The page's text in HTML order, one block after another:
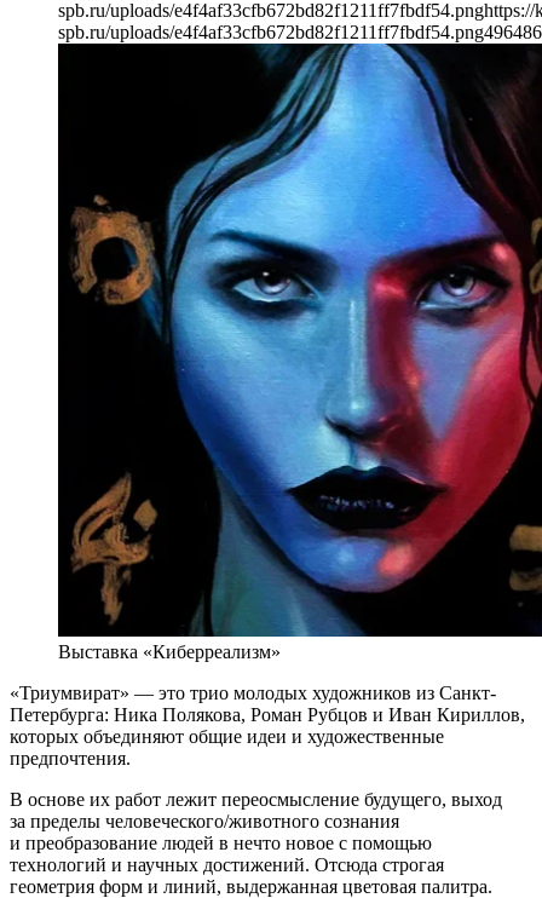
spb.ru/uploads/e4f4af33cfb672bd82f1211ff7fbdf54.pnghttps://
spb.ru/uploads/e4f4af33cfb672bd82f1211ff7fbdf54.png496486
Выставка «Киберреализм»
«Триумвират» — это трио молодых художников из Санкт-
Петербурга: Ника Полякова, Роман Рубцов и Иван Кириллов,
которых объединяют общие идеи и художественные
предпочтения.
В основе их работ лежит переосмысление будущего, выход
за пределы человеческого/животного сознания
и преобразование людей в нечто новое с помощью
технологий и научных достижений. Отсюда строгая
геометрия форм и линий, выдержанная цветовая палитра.